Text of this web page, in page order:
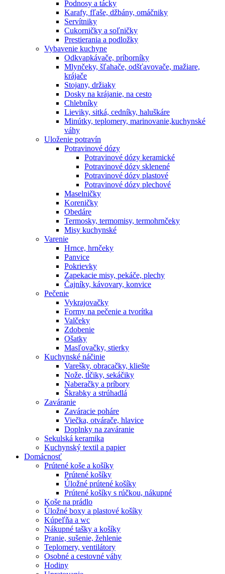
Podnosy a tácky
Karafy, fľaše, džbány, omáčniky
Servítniky
Cukorničky a soľničky
Prestierania a podložky
Vybavenie kuchyne
Odkvapkávače, príborníky
Mlynčeky, šľahače, odšťavovače, mažiare,
krájače
Stojany, držiaky
Dosky na krájanie, na cesto
Chlebníky
Lieviky, sitká, cedníky, haluškáre
Minútky, teplomery, marinovanie,kuchynské
váhy
Uloženie potravín
Potravinové dózy
Potravinové dózy keramické
Potravinové dózy sklenené
Potravinové dózy plastové
Potravinové dózy plechové
Maselničky
Koreničky
Obedáre
Termosky, termomisy, termohrnčeky
Misy kuchynské
Varenie
Hrnce, hrnčeky
Panvice
Pokrievky
Zapekacie misy, pekáče, plechy
Čajníky, kávovary, konvice
Pečenie
Vykrajovačky
Formy na pečenie a tvorítka
Valčeky
Zdobenie
Ošatky
Masľovačky, stierky
Kuchynské náčinie
Varešky, obracačky, kliešte
Nože, tĺčiky, sekáčiky
Naberačky a príbory
Škrabky a strúhadlá
Zaváranie
Zaváracie poháre
Viečka, otvárače, hlavice
Doplnky na zaváranie
Sekulská keramika
Kuchynský textil a papier
Domácnosť
Prútené koše a košíky
Prútené košíky
Úložné prútené košíky
Prútené košíky s rúčkou, nákupné
Koše na prádlo
Úložné boxy a plastové košíky
Kúpeľňa a wc
Nákupné tašky a košíky
Pranie, sušenie, žehlenie
Teplomery, ventilátory
Osobné a cestovné váhy
Hodiny